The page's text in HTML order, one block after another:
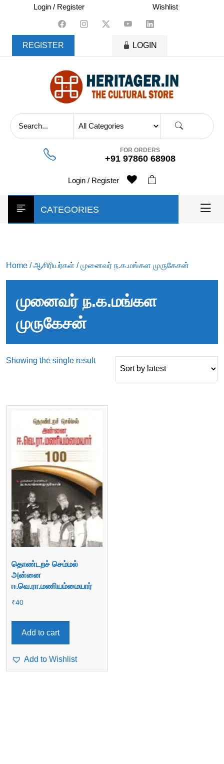
content
Login / Register Wishlist
REGISTER LOGIN
FOR ORDERS
+91 97860 68908
Login / Register
CATEGORIES
Home /ஆசிரியர்கள் / முனைவர் ந.க.மங்கள முருகேசன்
முனைவர் ந.க.மங்கள
முருகேசன்
Showing the single result
தொண்டறச் செம்மல்
அன்னை
ஈ.வெ.ரா.மணியம்மையார்
₹40
Add to cart
Add to Wishlist